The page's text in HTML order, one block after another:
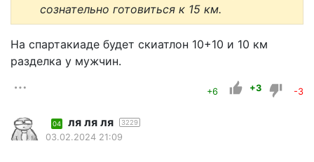
сознательно готовиться к 15 км.
На спартакиаде будет скиатлон 10+10 и 10 км
разделка у мужчин.
+6 +3 -3
04 ля ля ля 3229
03.02.2024 21:09